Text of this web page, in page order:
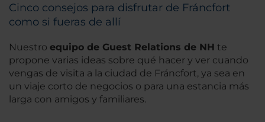
Cinco consejos para disfrutar de Fráncfort
como si fueras de allí
Nuestro equipo de Guest Relations de NH te
propone varias ideas sobre qué hacer y ver cuando
vengas de visita a la ciudad de Fráncfort, ya sea en
un viaje corto de negocios o para una estancia más
larga con amigos y familiares.